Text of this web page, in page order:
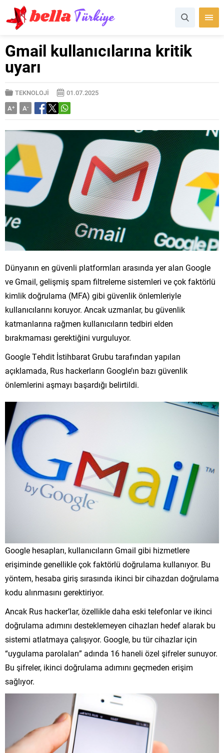
Gmail kullanıcılarına kritik
uyarı
TEKNOLOJİ
01.07.2025
A+ A-
Dünyanın en güvenli platformları arasında yer alan Google
ve Gmail, gelişmiş spam filtreleme sistemleri ve çok faktörlü
kimlik doğrulama (MFA) gibi güvenlik önlemleriyle
kullanıcılarını koruyor. Ancak uzmanlar, bu güvenlik
katmanlarına rağmen kullanıcıların tedbiri elden
bırakmaması gerektiğini vurguluyor.
Google Tehdit İstihbarat Grubu tarafından yapılan
açıklamada, Rus hackerların Google’ın bazı güvenlik
önlemlerini aşmayı başardığı belirtildi.
Google hesapları, kullanıcıların Gmail gibi hizmetlere
erişiminde genellikle çok faktörlü doğrulama kullanıyor. Bu
yöntem, hesaba giriş sırasında ikinci bir cihazdan doğrulama
kodu alınmasını gerektiriyor.
Ancak Rus hacker’lar, özellikle daha eski telefonlar ve ikinci
doğrulama adımını desteklemeyen cihazları hedef alarak bu
sistemi atlatmaya çalışıyor. Google, bu tür cihazlar için
“uygulama parolaları” adında 16 haneli özel şifreler sunuyor.
Bu şifreler, ikinci doğrulama adımını geçmeden erişim
sağlıyor.